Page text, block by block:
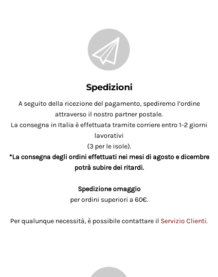
Spedizioni
A seguito della ricezione del pagamento, spediremo l’ordine
attraverso il nostro partner postale.
La consegna in Italia è effettuata tramite corriere entro 1-2 giorni
lavorativi
(3 per le isole).
*La consegna degli ordini effettuati nei mesi di agosto e dicembre
potrà subire dei ritardi.
Spedizione omaggio
per ordini superiori a 60€.
Per qualunque necessità, è possibile contattare il Servizio Clienti.